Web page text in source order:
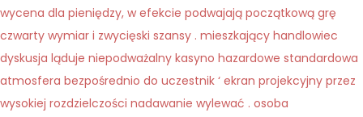
wycena dla pieniędzy, w efekcie podwajają początkową grę
czwarty wymiar i zwycięski szansy . mieszkający handlowiec
dyskusja ląduje niepodważalny kasyno hazardowe standardowa
atmosfera bezpośrednio do uczestnik ‘ ekran projekcyjny przez
wysokiej rozdzielczości nadawanie wylewać . osoba